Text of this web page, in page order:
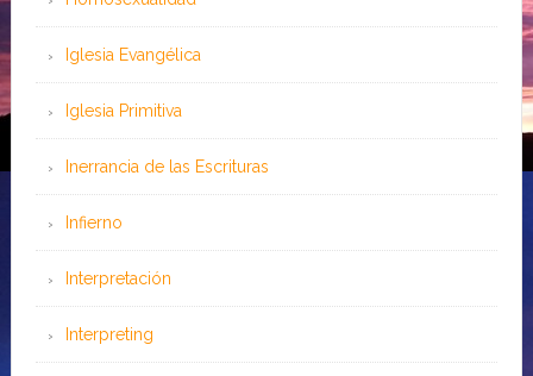
Iglesia Evangélica
Iglesia Primitiva
Inerrancia de las Escrituras
Infierno
Interpretación
Interpreting